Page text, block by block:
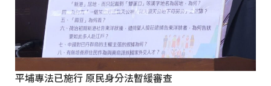
平埔專法已施行 原民身分法暫緩審查